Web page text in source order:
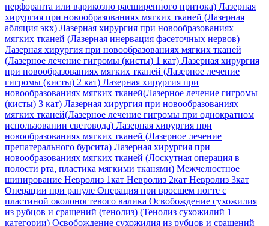
перфоранта или варикозно расширенного притока) Лазерная
хирургия при новообразованиях мягких тканей (Лазерная
абляция экх) Лазерная хирургия при новообразованиях
мягких тканей (Лазерная инервация фасеточных нервов)
Лазерная хирургия при новообразованиях мягких тканей
(Лазерное лечение гигромы (кисты) 1 кат) Лазерная хирургия
при новообразованиях мягких тканей (Лазерное лечение
гигромы (кисты) 2 кат) Лазерная хирургия при
новообразованиях мягких тканей(Лазерное лечение гигромы
(кисты) 3 кат) Лазерная хирургия при новообразованиях
мягких тканей(Лазерное лечение гигромы при однократном
использовании световода) Лазерная хирургия при
новообразованиях мягких тканей (Лазерное лечение
препатерального бурсита) Лазерная хирургия при
новообразованиях мягких тканей (Лоскутная операция в
полости рта, пластика мягкими тканями) Межчелюстное
шинирование Невролиз 1кат Невролиз 2кат Невролиз 3кат
Операции при рануле Операция при вросшем ногте с
пластиной околоногтевого валика Освобождение сухожилия
из рубцов и сращений (тенолиз) (Тенолиз сухожилий 1
категории) Освобождение сухожилия из рубцов и сращений